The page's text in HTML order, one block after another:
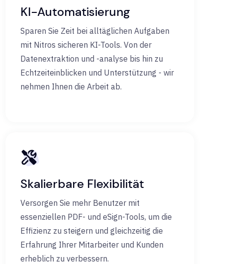
KI-Automatisierung
Sparen Sie Zeit bei alltäglichen Aufgaben
mit Nitros sicheren KI-Tools. Von der
Datenextraktion und -analyse bis hin zu
Echtzeiteinblicken und Unterstützung - wir
nehmen Ihnen die Arbeit ab.
Skalierbare Flexibilität
Versorgen Sie mehr Benutzer mit
essenziellen PDF- und eSign-Tools, um die
Effizienz zu steigern und gleichzeitig die
Erfahrung Ihrer Mitarbeiter und Kunden
erheblich zu verbessern.